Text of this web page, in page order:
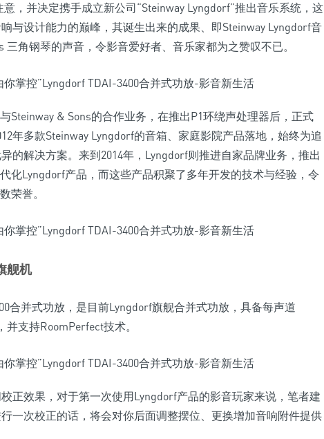
，并决定携手成立新公司“Steinway Lyngdorf”推出音乐系统，这
与设计能力的巅峰，其诞生出来的成果、即Steinway Lyngdorf音
三角钢琴的声音，令影音爱好者、音乐家都为之赞叹不已。
Steinway & Sons的合作业务，在推出P1环绕声处理器后，正式
年多款Steinway Lyngdorf的音箱、家庭影院产品落地，始终为追
的解决方案。来到2014年，Lyngdorf则推进自家品牌业务，推出
化Lyngdorf产品，而这些产品积聚了多年开发的技术与经验，令
荣誉。
舰机
合并式功放，是目前Lyngdorf旗舰合并式功放，具备每声道
支持RoomPerfect技术。
正效果，对于第一次使用Lyngdorf产品的影音玩家来说，笔者建
一次校正的话，将会对你后面调整摆位、更换增加音响附件提供